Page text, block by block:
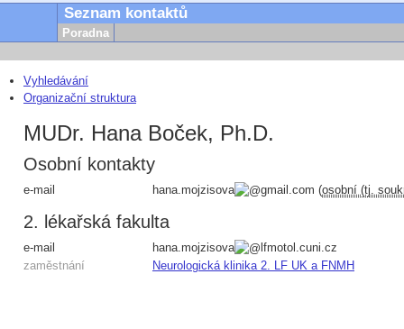
Seznam kontaktů
Poradna
Vyhledávání
Organizační struktura
MUDr. Hana Boček, Ph.D.
Osobní kontakty
e-mail hana.mojzisova gmail.com (osobní (tj.
2. lékařská fakulta
e-mail hana.mojzisova
lfmotol.cuni.cz
zaměstnání
Neurologická klinika 2. LF UK a FNMH